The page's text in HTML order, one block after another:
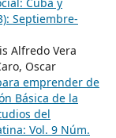
Septiembre-
Alfredo Vera
Oscar
emprender de
Básica de la
del
Vol. 9 Núm.